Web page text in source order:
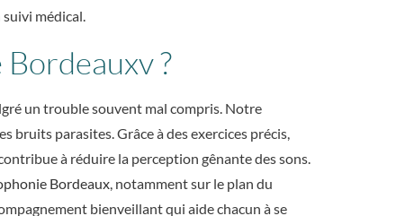
médical.
?
un trouble souvent mal compris. Notre
bruits parasites. Grâce à des exercices précis,
à réduire la perception gênante des sons.
Bordeaux, notamment sur le plan du
bienveillant qui aide chacun à se